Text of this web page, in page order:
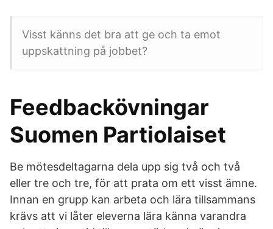
Visst känns det bra att ge och ta emot
uppskattning på jobbet?
Feedbackövningar
Suomen Partiolaiset
Be mötesdeltagarna dela upp sig två och två
eller tre och tre, för att prata om ett visst ämne.
Innan en grupp kan arbeta och lära tillsammans
krävs att vi låter eleverna lära känna varandra